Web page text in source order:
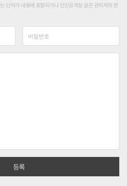
단어가 내용에 포함되거나 인신공격성 글은 관리자의 판